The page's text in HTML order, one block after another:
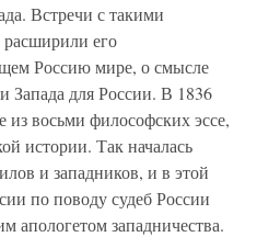
Встречи с такими
его
Россию мире, о смысле
Запада для России. В 1836
из восьми философских эссе,
истории. Так началась
и западников, и в этой
по поводу судеб России
апологетом западничества.